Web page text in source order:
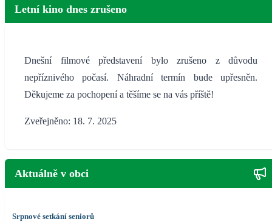
Letní kino dnes zrušeno
Dnešní filmové představení bylo zrušeno z důvodu
nepříznivého počasí. Náhradní termín bude upřesněn.
Děkujeme za pochopení a těšíme se na vás příště!
Zveřejněno: 18. 7. 2025
Aktuálně v obci
Srpnové setkání seniorů